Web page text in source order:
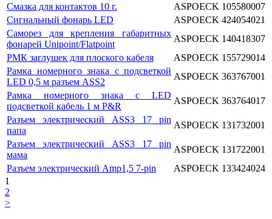
Смазка для контактов 10 г.
ASPOECK 105580007
Сигнальный фонарь LED
ASPOECK 424054021
Саморез для крепления габаритных
фонарей Unipoint/Flatpoint
ASPOECK 140418307
РМК заглушек для плоского кабеля
ASPOECK 155729014
Рамка номерного знака с подсветкой
LED 0,5 м разъем ASS2
ASPOECK 363767001
Рамка номерного знака с LED
подсветкой кабель 1 м P&R
ASPOECK 363764017
Разъем электрический ASS3 17 pin
папа
ASPOECK 131732001
Разъем электрический ASS3 17 pin
мама
ASPOECK 131722001
Разъем электрический Amp1,5 7-pin
ASPOECK 133424024
1
2
>